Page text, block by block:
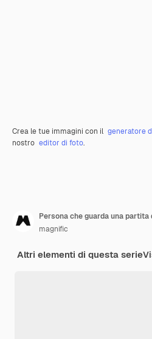
Crea le tue immagini con il generatore
nostro editor di foto.
Persona che guarda una
magnific
Altri elementi di questa serie